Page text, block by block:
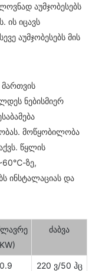
აუმჯობესებს
ის იცავს
აუმჯობესებს მის
ნებისმიერ
მოწყობილობა
წყლის
ზე,
ინსტალაციას და
ძაბვა
0.9 220 ვ/50 ჰც